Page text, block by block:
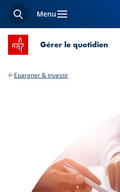
Recherche
Menu
Accueil SPUERKEESS
Gérer le quotidien
Epargner & investir